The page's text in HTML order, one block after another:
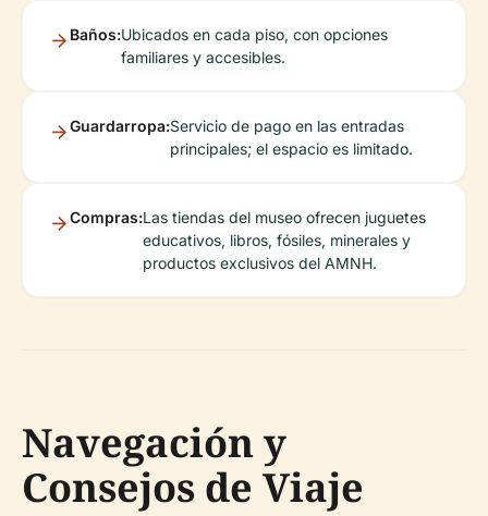
Baños:Ubicados en cada piso, con opciones
familiares y accesibles.
Guardarropa:Servicio de pago en las entradas
principales; el espacio es limitado.
Compras:Las tiendas del museo ofrecen juguetes
educativos, libros, fósiles, minerales y
productos exclusivos del AMNH.
Navegación y
Consejos de Viaje